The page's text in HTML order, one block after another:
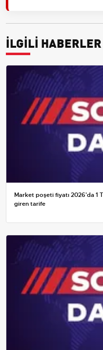
İLGİLİ HABERLER
Market poşeti fiyatı 2026'da 1
giren tarife